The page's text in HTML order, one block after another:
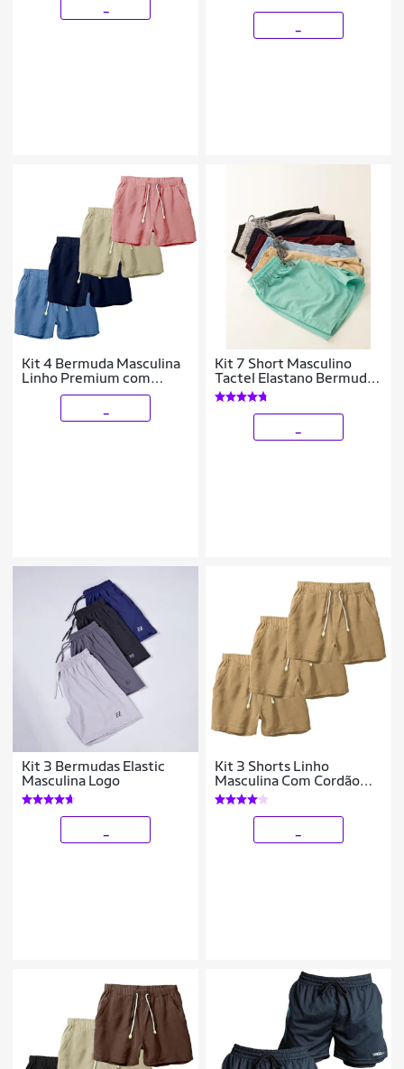
Kit 4 Bermuda Masculina
Linho Premium com
Elástico na Cintura e
Kit 7 Short Masculino
Tactel Elastano Bermuda
Academia Praia
Kit 3 Bermudas Elastic
Masculina Logo
Kit 3 Shorts Linho
Masculina Com Cordão
Bermuda Casual Verão